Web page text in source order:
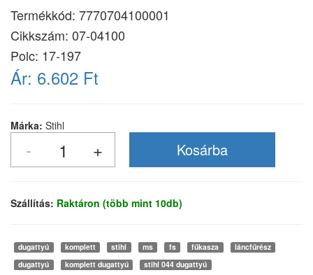
Termékkód: 7770704100001
Cikkszám: 07-04100
Polc: 17-197
Ár: 6.602 Ft
Márka: Stihl
Szállítás: Raktáron (több mint 10db)
dugattyú komplett stihl ms fs fűkasza
láncfűrész
dugattyú
komplett dugattyú
stihl 044 dugattyú